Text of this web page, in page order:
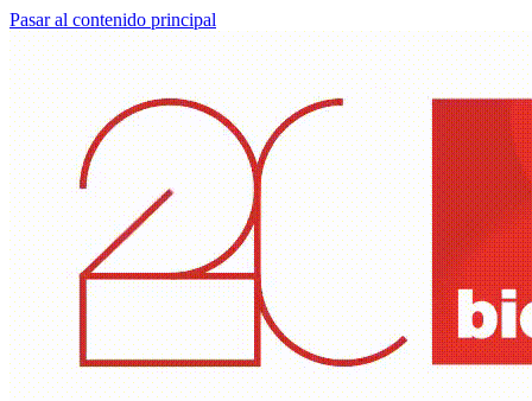
Pasar al contenido principal